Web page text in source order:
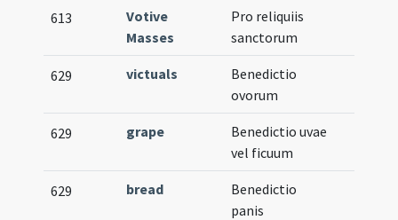
613
Votive
Masses
Pro reliquiis
sanctorum
629 victuals
Benedictio
ovorum
629 grape
Benedictio uvae
vel ficuum
629 bread
Benedictio
panis